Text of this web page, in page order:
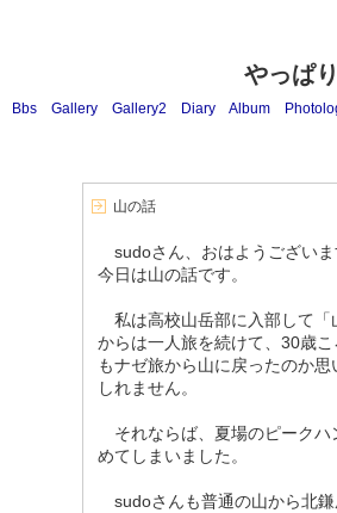
やっぱ
Bbs Gallery Gallery2 Diary Album
山の話
sudoさん、おはようござい
今日は山の話です。
私は高校山岳部に入部して「
からは一人旅を続けて、30歳
もナゼ旅から山に戻ったのか
しれません。
それならば、夏場のピークハ
めてしまいました。
sudoさんも普通の山から北